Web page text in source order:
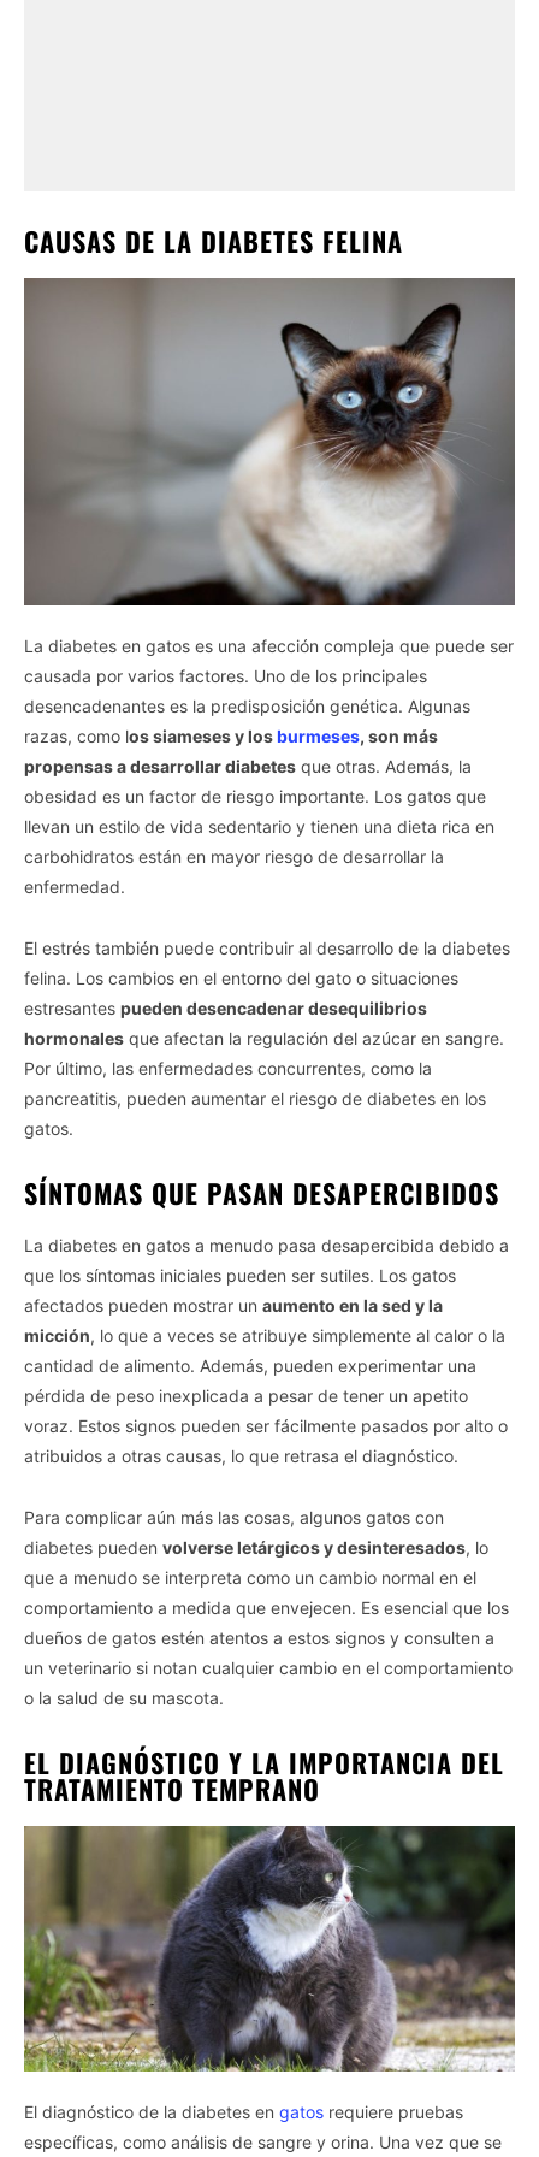
CAUSAS DE LA DIABETES FELINA
La diabetes en gatos es una afección compleja que puede ser
causada por varios factores. Uno de los principales
desencadenantes es la predisposición genética. Algunas
razas, como los siameses y losburmeses, son más
propensas a desarrollar diabetes que otras. Además, la
obesidad es un factor de riesgo importante. Los gatos que
llevan un estilo de vida sedentario y tienen una dieta rica en
carbohidratos están en mayor riesgo de desarrollar la
enfermedad.
El estrés también puede contribuir al desarrollo de la diabetes
felina. Los cambios en el entorno del gato o situaciones
estresantes pueden desencadenar desequilibrios
hormonales que afectan la regulación del azúcar en sangre.
Por último, las enfermedades concurrentes, como la
pancreatitis, pueden aumentar el riesgo de diabetes en los
gatos.
SÍNTOMAS QUE PASAN DESAPERCIBIDOS
La diabetes en gatos a menudo pasa desapercibida debido a
que los síntomas iniciales pueden ser sutiles. Los gatos
afectados pueden mostrar un aumento en la sed y la
micción, lo que a veces se atribuye simplemente al calor o la
cantidad de alimento. Además, pueden experimentar una
pérdida de peso inexplicada a pesar de tener un apetito
voraz. Estos signos pueden ser fácilmente pasados por alto o
atribuidos a otras causas, lo que retrasa el diagnóstico.
Para complicar aún más las cosas, algunos gatos con
diabetes pueden volverse letárgicos y desinteresados, lo
que a menudo se interpreta como un cambio normal en el
comportamiento a medida que envejecen. Es esencial que los
dueños de gatos estén atentos a estos signos y consulten a
un veterinario si notan cualquier cambio en el comportamiento
o la salud de su mascota.
EL DIAGNÓSTICO Y LA IMPORTANCIA DEL
TRATAMIENTO TEMPRANO
El diagnóstico de la diabetes en gatos requiere pruebas
específicas, como análisis de sangre y orina. Una vez que se